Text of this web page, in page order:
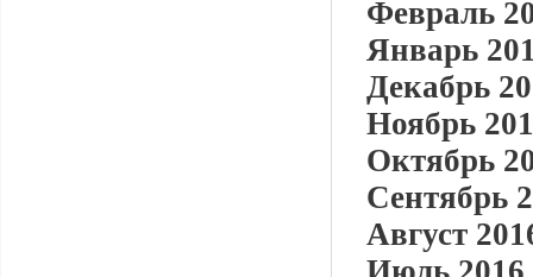
Февраль
Январь
Декабрь
Ноябрь
Октябрь
Сентябрь
Август